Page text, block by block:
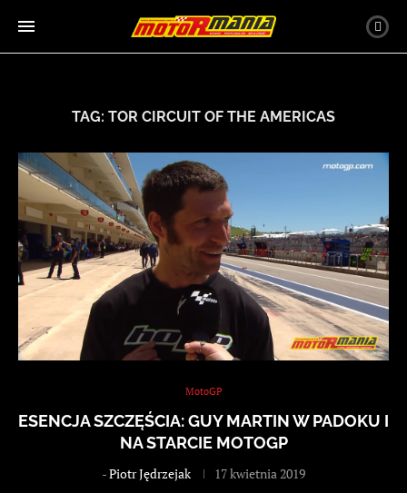
TAG: TOR CIRCUIT OF THE AMERICAS
MotoGP
ESENCJA SZCZĘŚCIA: GUY MARTIN W PADOKU I
NA STARCIE MOTOGP
-Piotr Jędrzejak 17 kwietnia 2019